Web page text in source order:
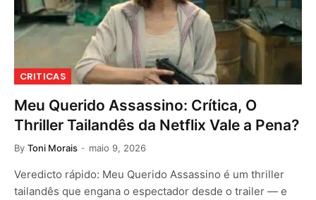
CRITICAS
Meu Querido Assassino: Crítica, O
Thriller Tailandês da Netflix Vale a Pena?
By Toni Morais maio 9, 2026
Veredicto rápido: Meu Querido Assassino é um thriller
tailandês que engana o espectador desde o trailer — e